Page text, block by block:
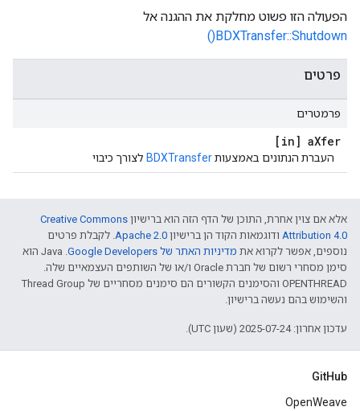
הפעולה הזו פשוט מחלקת את ההגנה אל
BDXTransfer::Shutdown()
פרטים
פרמטרים
[in] aXfer
העברת הנתונים באמצעותBDXTransfer לצורך כיבוי
אלא אם צוין אחרת, התוכן של הדף הזה הוא ברישיון Creative Commons
Attribution 4.0‏ ודוגמאות הקוד הן ברישיון Apache 2.0‏. לקבלת פרטים
נוספים, אפשר לקרוא את מדיניות האתר של Google Developers‏
.‏ Java הוא
סימן מסחרי רשום של חברת Oracle ו/או של השותפים העצמאיים שלה.
‫OPENTHREAD והסימנים הקשורים הם סימנים מסחריים של Thread Group
והשימוש בהם נעשה ברישיון.
עדכון אחרון: 2025-07-24 (שעון UTC).
GitHub
OpenWeave